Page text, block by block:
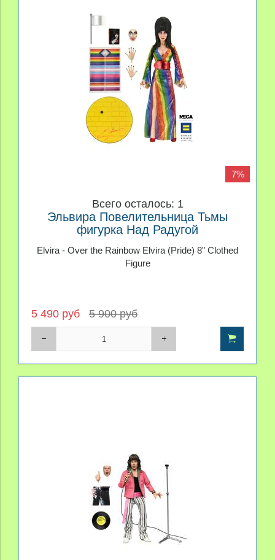
7%
Всего осталось: 1
Эльвира Повелительница Тьмы
фигурка Над Радугой
Elvira - Over the Rainbow Elvira (Pride) 8" Clothed
Figure
5 490 руб 5 900 руб